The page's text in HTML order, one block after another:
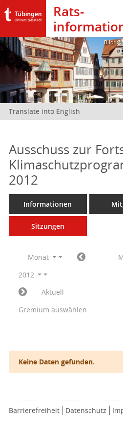
Rats­
Bild:
Translate into English
Ausschuss zur
2012
Informationen
Sitzungen
Monat
2012
Aktuell
Gremium auswählen
Keine Daten gefunden.
Barrierefreiheit Datenschutz